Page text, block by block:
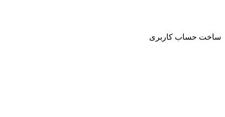
ساخت حساب کاربری